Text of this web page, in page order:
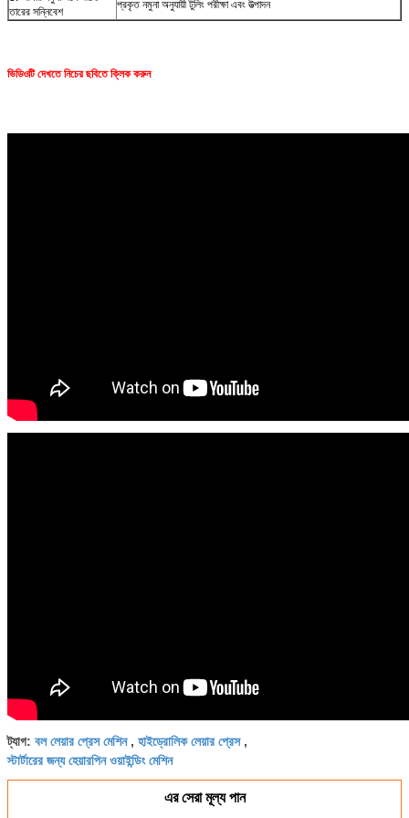
তারের সন্নিবেশ
প্রকৃত নমুনা অনুযায়ী টুলিং পরীক্ষা এবং উত্পাদন
ভিডিওটি দেখতে নিচের ছবিতে ক্লিক করুন
ট্যাগ: বল লেয়ার প্রেস মেশিন, হাইড্রোলিক লেয়ার প্রেস,
স্টার্টারের জন্য হেয়ারপিন ওয়াইন্ডিং মেশিন
এর সেরা মূল্য পান